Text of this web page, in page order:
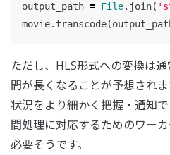
output_path = File. join(
movie. transcode(
ただし、HLS形式への変換は
間が長くなることが予想され
状況をより細かく把握・通知
間処理に対応するためのワー
必要そうです。